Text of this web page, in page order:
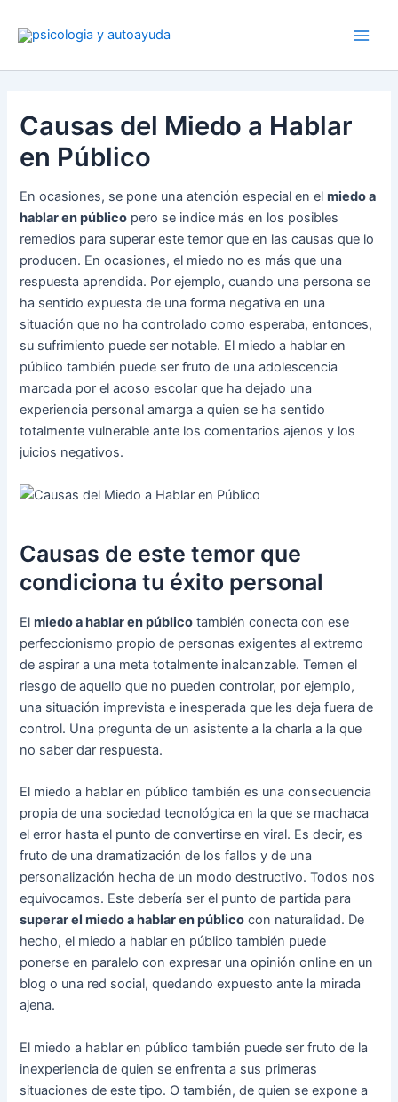
Causas del Miedo a Hablar
en Público
En ocasiones, se pone una atención especial en elmiedo a
hablar en público pero se indice más en los posibles
remedios para superar este temor que en las causas que lo
producen. En ocasiones, el miedo no es más que una
respuesta aprendida. Por ejemplo, cuando una persona se
ha sentido expuesta de una forma negativa en una
situación que no ha controlado como esperaba, entonces,
su sufrimiento puede ser notable. El miedo a hablar en
público también puede ser fruto de una adolescencia
marcada por el acoso escolar que ha dejado una
experiencia personal amarga a quien se ha sentido
totalmente vulnerable ante los comentarios ajenos y los
juicios negativos.
Causas de este temor que
condiciona tu éxito personal
Elmiedo a hablar en público también conecta con ese
perfeccionismo propio de personas exigentes al extremo
de aspirar a una meta totalmente inalcanzable. Temen el
riesgo de aquello que no pueden controlar, por ejemplo,
una situación imprevista e inesperada que les deja fuera de
control. Una pregunta de un asistente a la charla a la que
no saber dar respuesta.
El miedo a hablar en público también es una consecuencia
propia de una sociedad tecnológica en la que se machaca
el error hasta el punto de convertirse en viral. Es decir, es
fruto de una dramatización de los fallos y de una
personalización hecha de un modo destructivo. Todos nos
equivocamos. Este debería ser el punto de partida para
superar el miedo a hablar en público con naturalidad. De
hecho, el miedo a hablar en público también puede
ponerse en paralelo con expresar una opinión online en un
blog o una red social, quedando expuesto ante la mirada
ajena.
El miedo a hablar en público también puede ser fruto de la
inexperiencia de quien se enfrenta a sus primeras
situaciones de este tipo. O también, de quien se expone a